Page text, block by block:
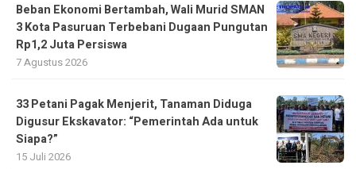
Beban Ekonomi Bertambah, Wali Murid SMAN
3 Kota Pasuruan Terbebani Dugaan Pungutan
Rp1,2 Juta Persiswa
7 Agustus 2026
33 Petani Pagak Menjerit, Tanaman Diduga
Digusur Ekskavator: “Pemerintah Ada untuk
Siapa?”
15 Juli 2026